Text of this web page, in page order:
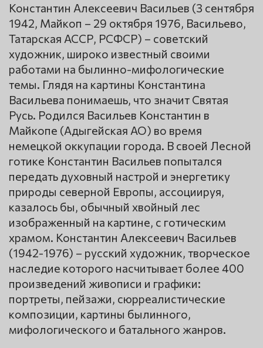
Константин Алексеевич Васильев (3 сентября
1942, Майкоп – 29 октября 1976, Васильево,
Татарская АССР, РСФСР) – советский
художник, широко известный своими
работами на былинно-мифологические
темы. Глядя на картины Константина
Васильева понимаешь, что значит Святая
Русь. Родился Васильев Константин в
Майкопе (Адыгейская АО) во время
немецкой оккупации города. В своей Лесной
готике Константин Васильев попытался
передать духовный настрой и энергетику
природы северной Европы, ассоциируя,
казалось бы, обычный хвойный лес
изображенный на картине, с готическим
храмом. Константин Алексеевич Васильев
(1942-1976) – русский художник, творческое
наследие которого насчитывает более 400
произведений живописи и графики:
портреты, пейзажи, сюрреалистические
композиции, картины былинного,
мифологического и батального жанров.